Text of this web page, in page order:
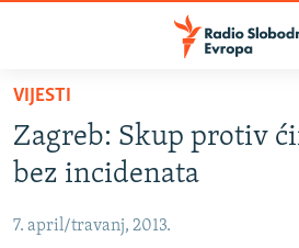
Pređite
glavni
sadržaj
na
BOSNA I HERCEGOVINA
KOSOVO
VIJESTI
Zagreb: Skup protiv
bez incidenata
7. april/travanj, 2013.